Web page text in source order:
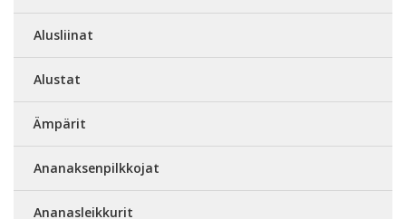
Alusliinat
Alustat
Ämpärit
Ananaksenpilkkojat
Ananasleikkurit